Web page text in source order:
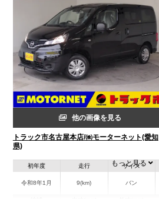
他の画像を見る
トラック市名古屋本店/㈱モーターネット(愛知
県)
初年度
令和8年1月
走行
9(km)
サイズ
バン
もっと見る